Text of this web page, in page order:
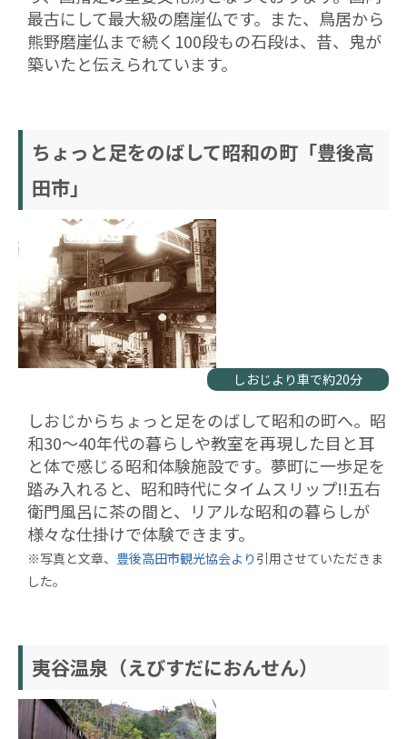
最古にして最大級の磨崖仏です。また、鳥居から
熊野磨崖仏まで続く100段もの石段は、昔、鬼が
築いたと伝えられています。
ちょっと足をのばして昭和の町「豊後高
田市」
しおじより車で約20分
しおじからちょっと足をのばして昭和の町へ。昭
和30〜40年代の暮らしや教室を再現した目と耳
と体で感じる昭和体験施設です。夢町に一歩足を
踏み入れると、昭和時代にタイムスリップ!!五右
衛門風呂に茶の間と、リアルな昭和の暮らしが
様々な仕掛けで体験できます。
※写真と文章、 豊後高田市観光協会より 引用させていただきま
した。
夷谷温泉（えびすだにおんせん）